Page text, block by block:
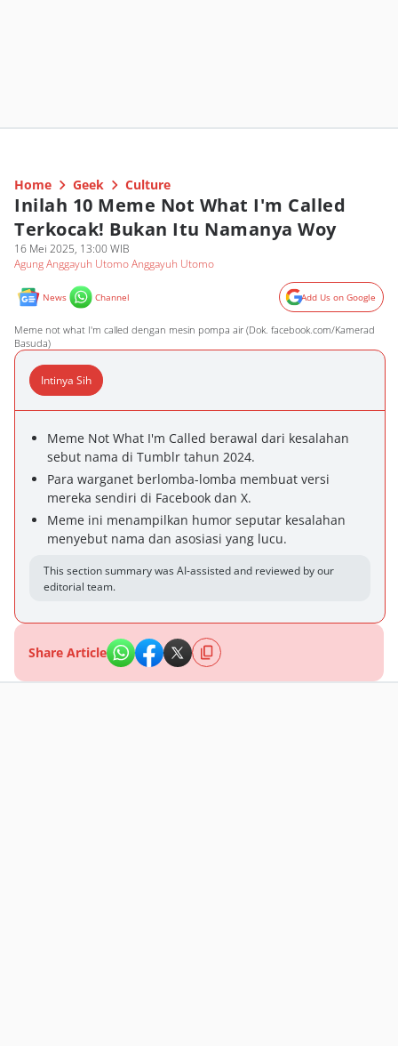
Home Geek Culture
Inilah 10 Meme Not What I'm Called
Terkocak! Bukan Itu Namanya Woy
16 Mei 2025, 13:00 WIB
Agung Anggayuh Utomo Anggayuh Utomo
News Channel Add Us on Google
Meme not what I'm called dengan mesin pompa air (Dok. facebook.com/Kamerad
Basuda)
Intinya Sih
Meme Not What I'm Called berawal dari kesalahan
sebut nama di Tumblr tahun 2024.
Para warganet berlomba-lomba membuat versi
mereka sendiri di Facebook dan X.
Meme ini menampilkan humor seputar kesalahan
menyebut nama dan asosiasi yang lucu.
This section summary was AI-assisted and reviewed by our
editorial team.
Share Article